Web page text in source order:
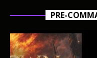
PRE-